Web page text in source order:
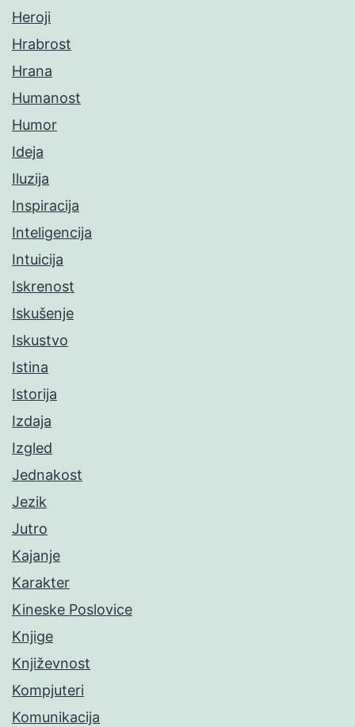
Heroji
Hrabrost
Hrana
Humanost
Humor
Ideja
Iluzija
Inspiracija
Inteligencija
Intuicija
Iskrenost
Iskušenje
Iskustvo
Istina
Istorija
Izdaja
Izgled
Jednakost
Jezik
Jutro
Kajanje
Karakter
Kineske Poslovice
Knjige
Književnost
Kompjuteri
Komunikacija